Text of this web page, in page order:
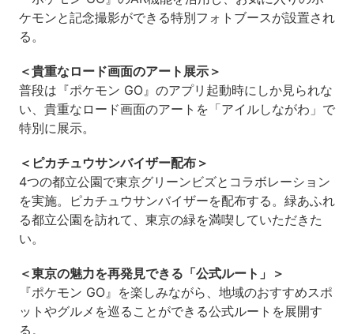
ケモンと記念撮影ができる特別フォトブースが設置され
る。
＜貴重なロード画面のアート展示＞
普段は『ポケモン GO』のアプリ起動時にしか見られな
い、貴重なロード画面のアートを「アイルしながわ」で
特別に展示。
＜ピカチュウサンバイザー配布＞
4つの都立公園で東京グリーンビズとコラボレーション
を実施。ピカチュウサンバイザーを配布する。緑あふれ
る都立公園を訪れて、東京の緑を満喫していただきた
い。
＜東京の魅力を再発見できる「公式ルート」＞
『ポケモン GO』を楽しみながら、地域のおすすめスポ
ットやグルメを巡ることができる公式ルートを展開す
る。